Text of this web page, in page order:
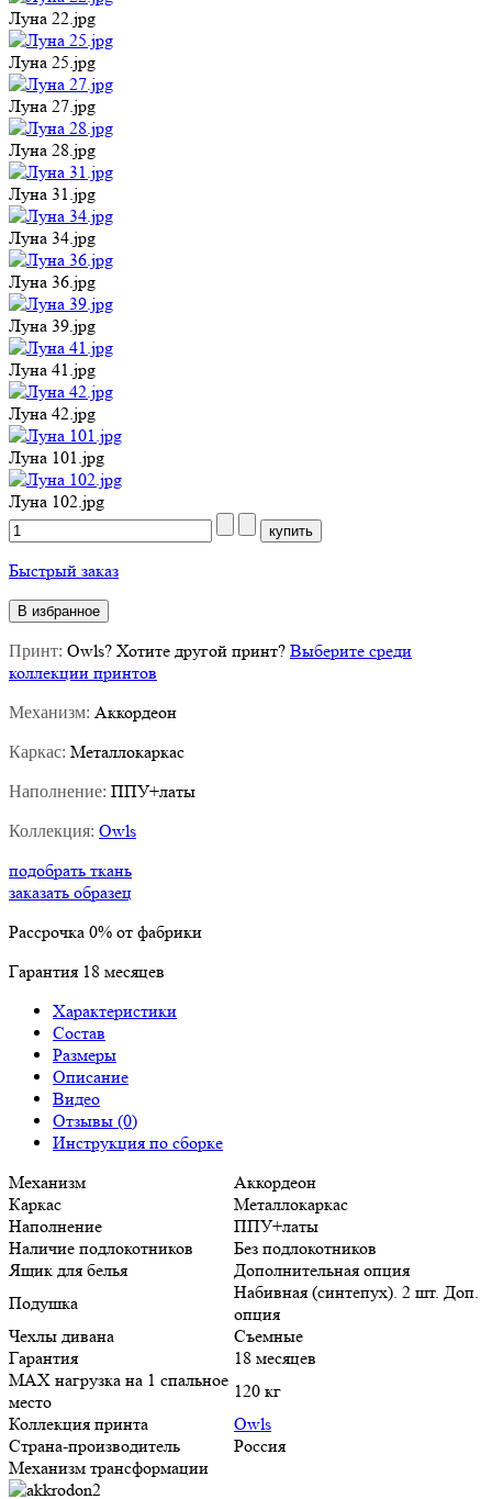
Луна 22.jpg
Луна 25.jpg
Луна 27.jpg
Луна 28.jpg
Луна 31.jpg
Луна 34.jpg
Луна 36.jpg
Луна 39.jpg
Луна 41.jpg
Луна 42.jpg
Луна 101.jpg
Луна 102.jpg
Быстрый заказ
В избранное
Принт: Owls? Хотите другой принт? Выберите среди
коллекции принтов
Механизм: Аккордеон
Каркас: Металлокаркас
Наполнение: ППУ+латы
Коллекция: Owls
подобрать ткань
заказать образец
Рассрочка 0% от фабрики
Гарантия 18 месяцев
Характеристики
Состав
Размеры
Описание
Видео
Отзывы (0)
Инструкция по сборке
Механизм
Аккордеон
Каркас
Металлокаркас
Наполнение
ППУ+латы
Наличие подлокотников
Без подлокотников
Ящик для белья
Дополнительная опция
Подушка
Набивная (синтепух). 2 шт. Доп.
опция
Чехлы дивана
Съемные
Гарантия
18 месяцев
MAX нагрузка на 1 спальное
место
120 кг
Коллекция принта
Owls
Страна-производитель
Россия
Механизм трансформации